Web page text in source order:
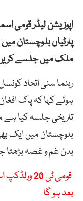
اپوزیشن لیڈر قومی
پارٹیاں بلوچستان
ملک میں جلسے
رہنما سنی اتحاد
تاریخی جلسہ کیا ہے
بلوچستان میں ایک
بدن غم و غصہ بڑھتا
قومی ٹی 20
بعد ہو گا